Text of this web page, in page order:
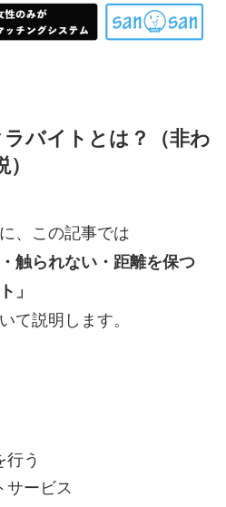
バイトとは？（非わ
、この記事では
触られない・距離を保つ
」
て説明します。
行う
サービス